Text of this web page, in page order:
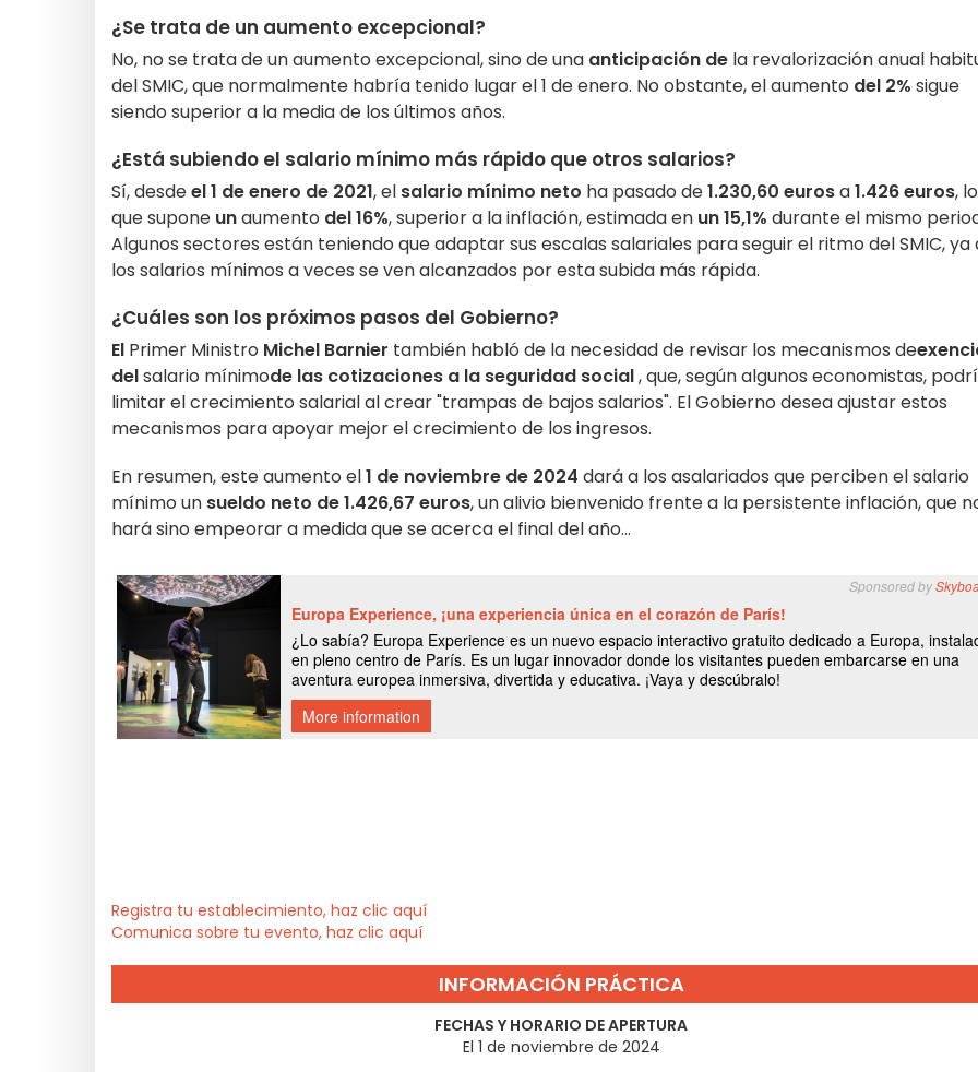
¿Se trata de un aumento excepcional?
No, no se trata de un aumento excepcional, sino de una anticipación de la revalorización anual
del SMIC, que normalmente habría tenido lugar el 1 de enero. No obstante, el aumento del 2% sigue
siendo superior a la media de los últimos años.
¿Está subiendo el salario mínimo más rápido que otros salarios?
Sí, desdeel 1 de enero de 2021, el salario mínimo neto ha pasado de1.230,60 eurosa1.426 euros, lo
que supone unaumento del 16%, superior a la inflación, estimada en un 15,1% durante el mismo
Algunos sectores están teniendo que adaptar sus escalas salariales para seguir el ritmo del SMIC, ya
los salarios mínimos a veces se ven alcanzados por esta subida más rápida.
¿Cuáles son los próximos pasos del Gobierno?
El Primer Ministro Michel Barnier también habló de la necesidad de revisar los mecanismos de
delsalario mínimode las cotizaciones a la seguridad social, que, según algunos economistas,
limitar el crecimiento salarial al crear "trampas de bajos salarios". El Gobierno desea ajustar estos
mecanismos para apoyar mejor el crecimiento de los ingresos.
En resumen, este aumento el1 de noviembre de 2024 dará a los asalariados que perciben el salario
mínimo un sueldo neto de 1.426,67 euros, un alivio bienvenido frente a la persistente inflación, que
hará sino empeorar a medida que se acerca el final del año...
Registra tu establecimiento, haz clic aquí
Comunica sobre tu evento, haz clic aquí
INFORMACIÓN PRÁCTICA
FECHAS Y HORARIO DE APERTURA
El 1 de noviembre de 2024